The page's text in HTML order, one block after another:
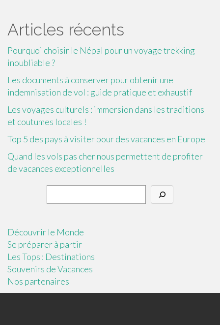
Articles récents
Pourquoi choisir le Népal pour un voyage trekking
inoubliable ?
Les documents à conserver pour obtenir une
indemnisation de vol : guide pratique et exhaustif
Les voyages culturels : immersion dans les traditions
et coutumes locales !
Top 5 des pays à visiter pour des vacances en Europe
Quand les vols pas cher nous permettent de profiter
de vacances exceptionnelles
Découvrir le Monde
Se préparer à partir
Les Tops : Destinations
Souvenirs de Vacances
Nos partenaires